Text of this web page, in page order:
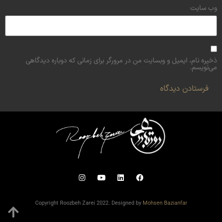
وب‌ سایت
ذخیره نام، ایمیل و وبسایت من در مرورگر برای زمانی که دوباره دیدگاهی
می‌نویسم.
Copyright Roozbeh Zarei 2022. Designed by Mohsen Bazianfar